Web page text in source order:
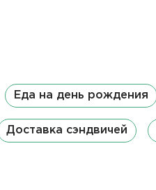
Еда на день рождения
Доставка сэндвичей